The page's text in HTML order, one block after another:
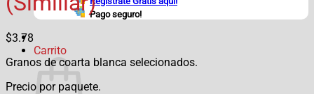
Pago seguro!
Carrito
$3.78
Granos de coarta blanca selecionados.
Precio por paquete.